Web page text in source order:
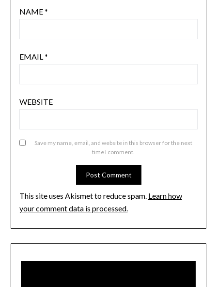
NAME*
EMAIL*
WEBSITE
Save my name, email, and website in this browser for the next
time I comment.
This site uses Akismet to reduce spam. Learn how
your comment data is processed.